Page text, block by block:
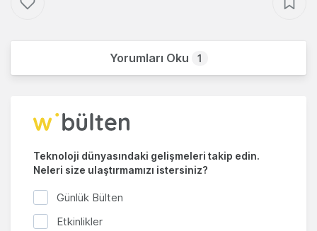
Yorumları Oku 1
Teknoloji dünyasındaki gelişmeleri takip edin.
Neleri size ulaştırmamızı istersiniz?
Günlük Bülten
Etkinlikler